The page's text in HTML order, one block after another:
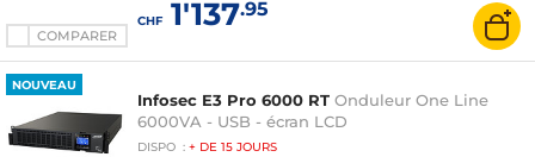
COMPARER
CHF1'137.95
NOUVEAU
Infosec E3 Pro 6000 RT Onduleur One Line
6000VA - USB - écran LCD
DISPO : + DE 15 JOURS